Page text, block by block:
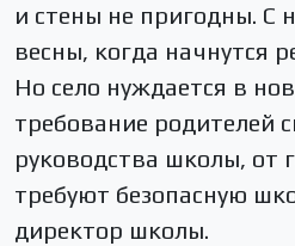
и стены не пригодны. С
весны, когда начнутся
Но село нуждается в
требование родителей
руководства школы, от
требуют безопасную
директор школы.